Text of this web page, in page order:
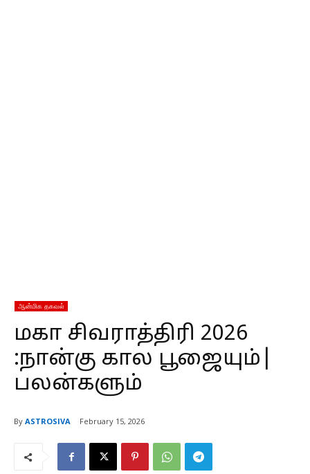
ஆன்மிக தகவல்
மகா சிவராத்திரி 2026
:நான்கு கால பூஜையும்|
பலன்களும்
By ASTROSIVA February 15, 2026